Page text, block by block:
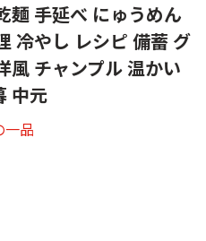
麺 手延べ にゅうめん
冷やし レシピ 備蓄 グ
風 チャンプル 温かい
中元
一品